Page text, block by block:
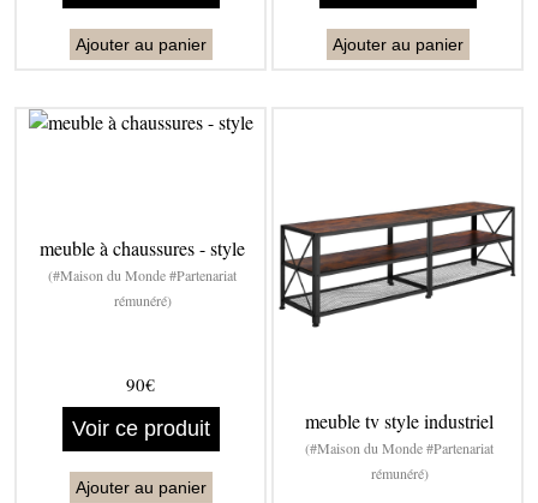
Ajouter au panier Ajouter au panier
meuble à chaussures - style
(#Maison du Monde #Partenariat
rémunéré)
90€
Voir ce produit
Ajouter au panier
meuble tv style industriel
(#Maison du Monde #Partenariat
rémunéré)